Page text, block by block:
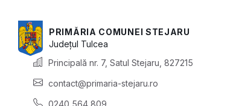
PRIMĂRIA COMUNEI STEJARU
Județul Tulcea
Principală nr. 7, Satul Stejaru, 827215
contact@primaria-stejaru.ro
0240 564 809